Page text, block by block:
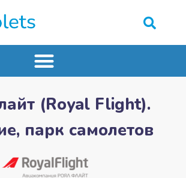
(Royal Flight).
парк самолетов